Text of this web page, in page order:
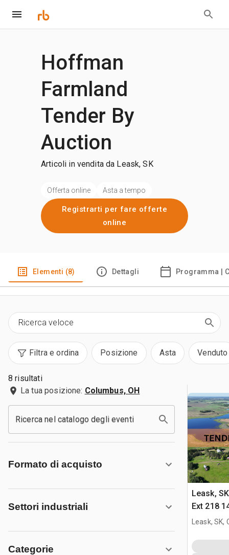
Hoffman
Farmland
Tender By
Auction
Articoli in vendita da Leask, SK
Offerta online Asta a tempo
Registrarti per fare offerte
online
Elementi (8) Dettagli Programma |
Filtra e ordina Posizione Asta Venduto
8 risultati
La tua posizione: Columbus, OH
Ricerca nel catalogo degli eventi
Formato di acquisto
Settori industriali
Categorie
Leask,
Ext 218
Title
Leask, SK,